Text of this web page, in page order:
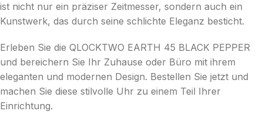
ist nicht nur ein präziser Zeitmesser, sondern auch ein
Kunstwerk, das durch seine schlichte Eleganz besticht.
Erleben Sie die QLOCKTWO EARTH 45 BLACK PEPPER
und bereichern Sie Ihr Zuhause oder Büro mit ihrem
eleganten und modernen Design. Bestellen Sie jetzt und
machen Sie diese stilvolle Uhr zu einem Teil Ihrer
Einrichtung.